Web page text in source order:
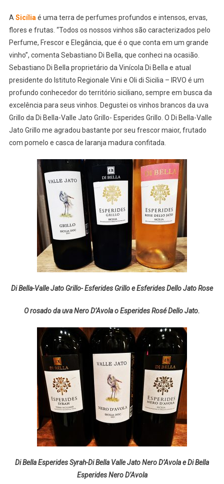
ASicíliaé uma terra de perfumes profundos e intensos, ervas,
flores e frutas. “Todos os nossos vinhos são caracterizados pelo
Perfume, Frescor e Elegância, que é o que conta em um grande
vinho”, comenta Sebastiano Di Bella, que conheci na ocasião.
Sebastiano Di Bella proprietário da Vinícola Di Bella e atual
presidente do Istituto Regionale Vini e Oli di Sicilia – IRVO é um
profundo conhecedor do território siciliano, sempre em busca da
excelência para seus vinhos. Degustei os vinhos brancos da uva
Grillo da Di Bella-Valle Jato Grillo- Esperides Grillo. O Di Bella-Valle
Jato Grillo me agradou bastante por seu frescor maior, frutado
com pomelo e casca de laranja madura confitada.
Di Bella-Valle Jato Grillo- Esferides Grillo e Esferides Dello Jato Rose
O rosado da uva Nero D’Avola o Esperides Rosé Dello Jato.
Di Bella Esperides Syrah-Di Bella Valle Jato Nero D’Avola e Di Bella
Esperides Nero D’Avola